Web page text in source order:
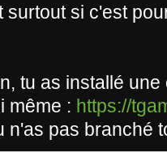
surtout si c'est
tu as installé
même : https://
n'as pas branché